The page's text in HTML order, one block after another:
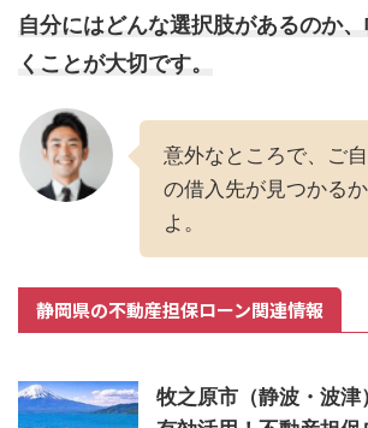
自分にはどんな選択肢があるのか
くことが大切です。
意外なところで、ご
の借入先が見つかる
よ。
静岡県の不動産担保ローン関連情報
牧之原市（静波・波津